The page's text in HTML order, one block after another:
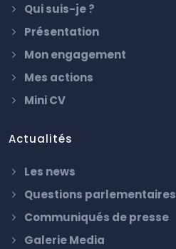
Qui suis-je ?
Présentation
Mon engagement
Mes actions
Mini CV
Actualités
Les news
Questions parlementaires
Communiqués de presse
Galerie Media